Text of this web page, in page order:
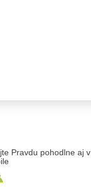
Pravdu pohodlne aj v